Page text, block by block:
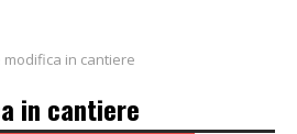
modifica in cantiere
in cantiere